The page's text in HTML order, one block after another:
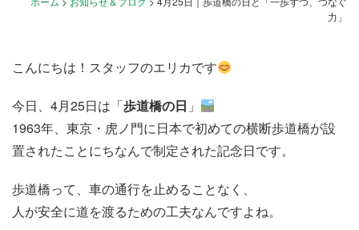
力」
こんにちは！スタッフのエリカです
今日、4月25日は「歩道橋の日 」
1963年、東京・虎ノ門に日本で初めての横断歩道橋が設
置されたことにちなんで制定された記念日です。
歩道橋って、車の通行を止めることなく、
人が安全に道を渡るための工夫なんですよね。